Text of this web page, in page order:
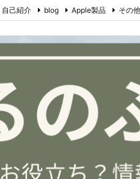
自己紹介 blog Apple製品 その他